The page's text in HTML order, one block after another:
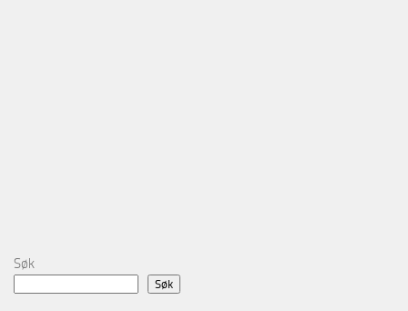
Søk
Søk